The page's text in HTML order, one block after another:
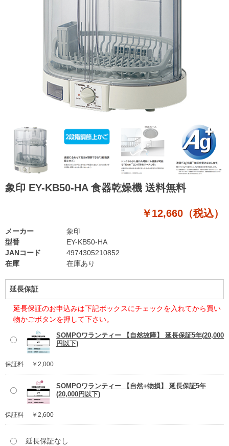
象印 EY-KB50-HA 食器乾燥機 送料無料
￥12,660（税込）
型番
EY-KB50-HA
JANコード
4974305210852
在庫
在庫あり
メーカー 象印
延長保証
延長保証のお申込みは下記ボックスにチェックを入れてから買い
物かごボタンを押して下さい。
SOMPOワランティー 【自然故障】 延長保証5年(20,000
円以下)
保証料 ￥2,000
SOMPOワランティー 【自然+物損】 延長保証5年
(20,000円以下)
保証料 ￥2,600
延長保証なし